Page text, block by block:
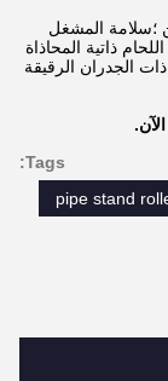
؛سلامة المشغل
ذاتية المحاذاة
الجدران الرقيقة
Tags:
pipe stand